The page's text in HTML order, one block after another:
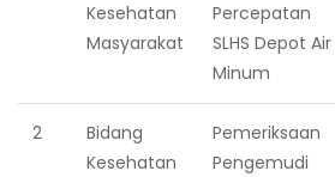
Kesehatan
Masyarakat
Percepatan
SLHS Depot Air
Minum
2
Bidang
Kesehatan
Pemeriksaan
Pengemudi